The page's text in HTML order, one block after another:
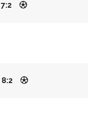
7:2
8:2